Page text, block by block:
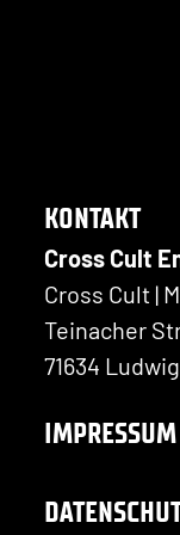
KONTAKT
Cross Cult
Cross Cult |
Teinacher
71634
IMPRESSUM